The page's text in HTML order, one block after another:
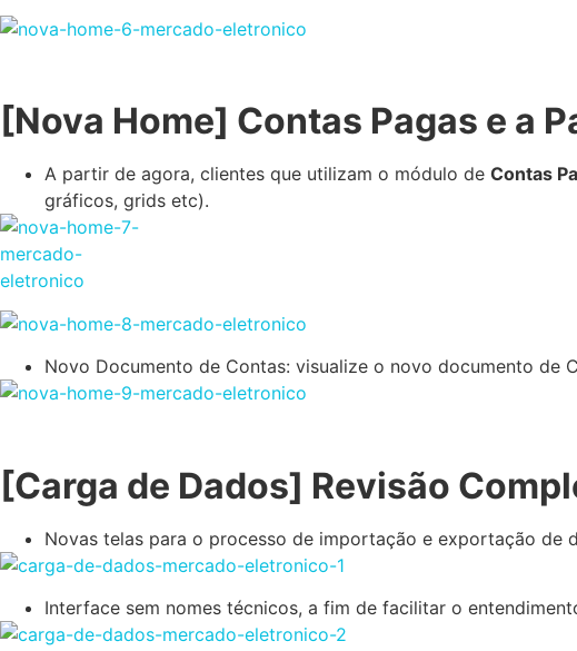
[Nova Home] Contas Pagas e a
A partir de agora, clientes que utilizam o módulo de Contas
gráficos, grids etc).
Novo Documento de Contas: visualize o novo documento de
[Carga de Dados] Revisão
Novas telas para o processo de importação e exportação de
Interface sem nomes técnicos, a fim de facilitar o